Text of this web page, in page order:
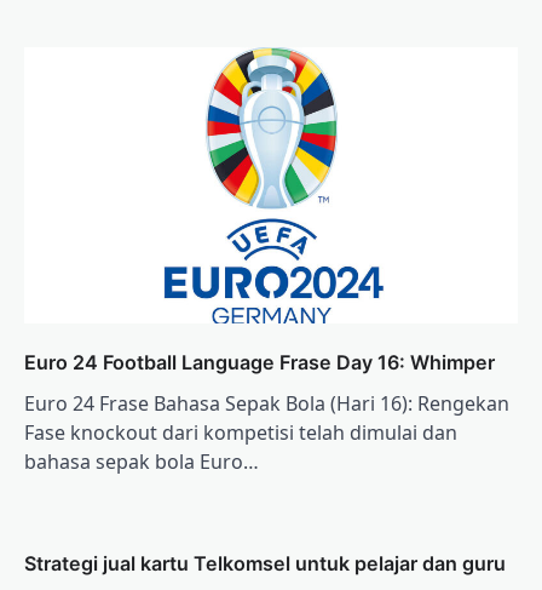
Euro 24 Football Language Frase Day 16: Whimper
Euro 24 Frase Bahasa Sepak Bola (Hari 16): Rengekan
Fase knockout dari kompetisi telah dimulai dan
bahasa sepak bola Euro…
Strategi jual kartu Telkomsel untuk pelajar dan guru